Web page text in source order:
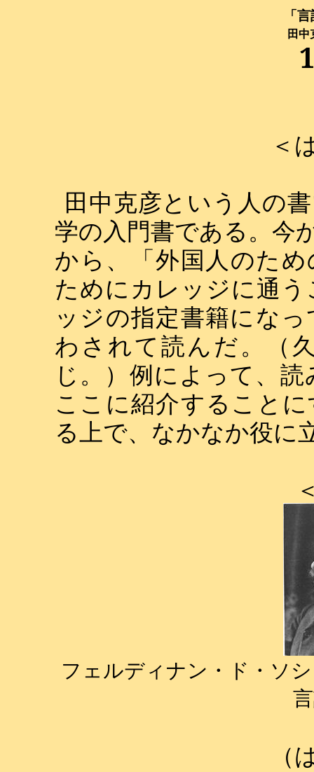
「
田中
＜
田中克彦という人の
学の入門書である。今
から、「外国人のた
ためにカレッジに通
ッジの指定書籍にな
わされて読んだ。（
じ。）例によって、
ここに紹介すること
る上で、なかなか役に
フェルディナン・ド・ソ